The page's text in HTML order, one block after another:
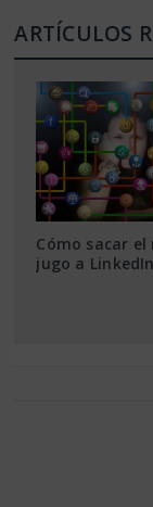
ARTÍCULOS
Cómo sacar
jugo a LinkedIn